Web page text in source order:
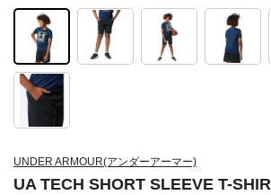
UNDER ARMOUR(アンダーアーマー)
UA TECH SHORT SLEEVE T-